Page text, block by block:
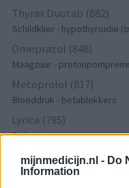
mijnmedicijn.nl - Do
Information
Thyrax Duotab (882)
Schildklier - hypothyroidie
Omeprazol (848)
Maagzuur -
Metoprolol (817)
Bloeddruk - betablokkers
Lyrica (795)
Epilepsie
Furabid (735)
Antibiotica - urineweginfectie